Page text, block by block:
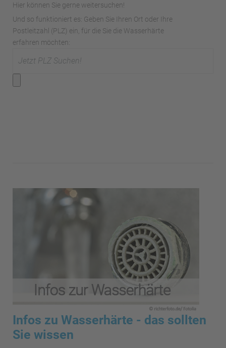
Hier können Sie gerne weitersuchen!
Und so funktioniert es: Geben Sie Ihren Ort oder Ihre
Postleitzahl (PLZ) ein, für die Sie die Wasserhärte
erfahren möchten:
Infos zu Wasserhärte - das sollten
Sie wissen